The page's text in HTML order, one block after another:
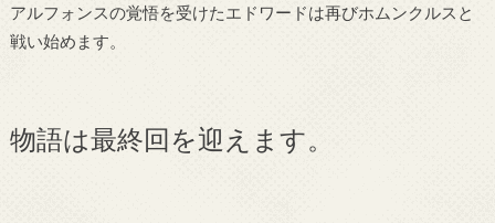
アルフォンスの覚悟を受けたエドワードは再びホムンクルスと
戦い始めます。
物語は最終回を迎えます。